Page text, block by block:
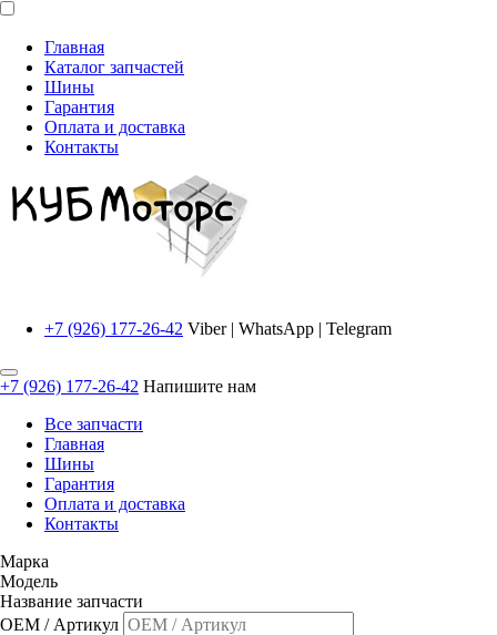
Главная
Каталог запчастей
Шины
Гарантия
Оплата и доставка
Контакты
+7 (926) 177-26-42 Viber | WhatsApp | Telegram
+7 (926) 177-26-42 Напишите нам
Все запчасти
Главная
Шины
Гарантия
Оплата и доставка
Контакты
Марка
Модель
Название запчасти
OEM / Артикул